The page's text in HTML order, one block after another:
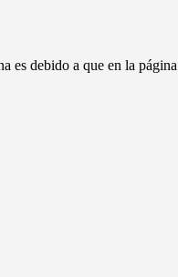
es debido a que en la